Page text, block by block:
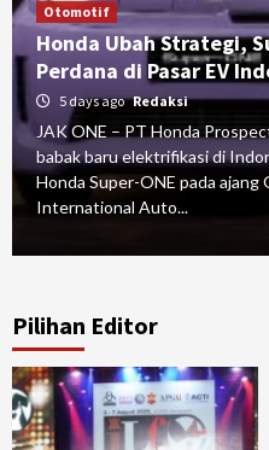
Otomotif
Honda Ubah Strategi,
Perdana di Pasar EV
5 days ago Redaksi
JAK ONE – PT Honda
babak baru elektrifikasi di
Honda Super-ONE pada
International Auto...
Pilihan Editor